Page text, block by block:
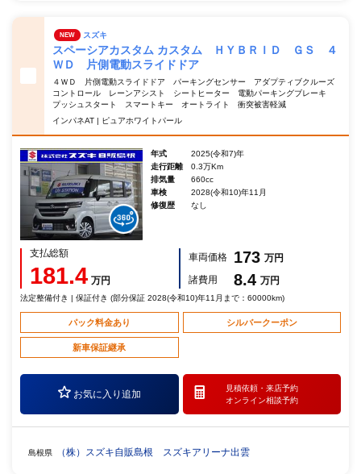
NEW スズキ
スペーシアカスタム カスタム ＨＹＢＲＩＤ ＧＳ ４
ＷＤ 片側電動スライドドア
４ＷＤ 片側電動スライドドア パーキングセンサー アダプティブクルーズ
コントロール レーンアシスト シートヒーター 電動パーキングブレーキ
プッシュスタート スマートキー オートライト 衝突被害軽減
インパネAT | ピュアホワイトパール
年式
2025(令和7)年
走行距離
0.3万Km
排気量
660cc
車検
2028(令和10)年11月
修復歴
なし
支払総額
181.4 万円
車両価格 173 万円
諸費用
8.4 万円
法定整備付き | 保証付き (部分保証 2028(令和10)年11月まで：60000km)
パック料金あり シルバークーポン
新車保証継承
お気に入り追加
見積依頼・ 来店予約
オンライン相談予約
島根県 （株）スズキ自販島根 スズキアリーナ出雲